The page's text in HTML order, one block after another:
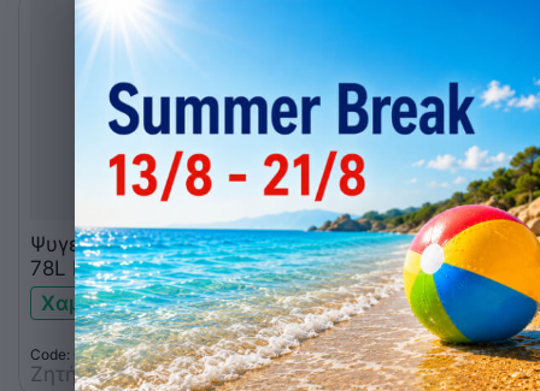
Ψυγείο συντήρησης
78L ItalStar
Χαμηλό απόθεμα
Code: 062.0001
Ζητήστε Προσφορά